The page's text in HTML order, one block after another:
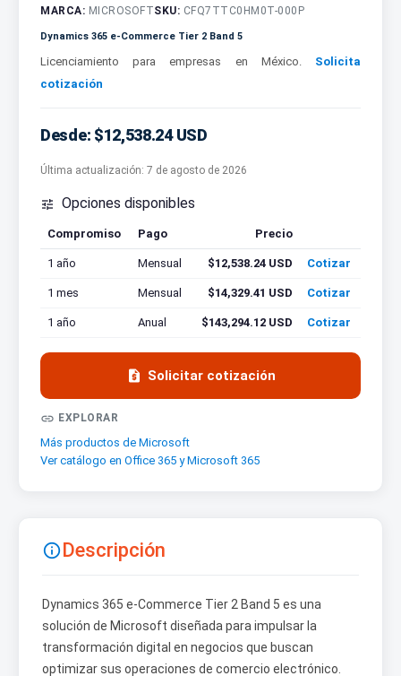
MARCA: MICROSOFTSKU: CFQ7TTC0HM0T-000P
Dynamics 365 e-Commerce Tier 2 Band 5
Licenciamiento para empresas en México. Solicita
cotización
Desde: $12,538.24 USD
Última actualización: 7 de agosto de 2026
 Opciones disponibles
Compromiso Pago Precio
1 año
Mensual $12,538.24 USD Cotizar
1 mes Mensual $14,329.41 USD Cotizar
1 año Anual $143,294.12 USD Cotizar
 Solicitar cotización
 EXPLORAR
Más productos de Microsoft
Ver catálogo en Office 365 y Microsoft 365
Descripción
Dynamics 365 e-Commerce Tier 2 Band 5 es una
solución de Microsoft diseñada para impulsar la
transformación digital en negocios que buscan
optimizar sus operaciones de comercio electrónico.